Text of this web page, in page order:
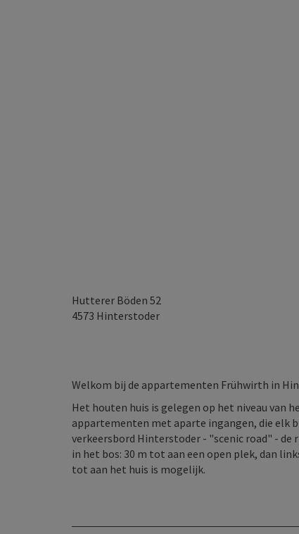
Hutterer Böden 52
4573 Hinterstoder
Welkom bij de appartementen Frühwirth in
Het houten huis is gelegen op het niveau van
appartementen met aparte ingangen, die elk
verkeersbord Hinterstoder - "scenic road" -
in het bos: 30 m tot aan een open plek, dan
tot aan het huis is mogelijk.